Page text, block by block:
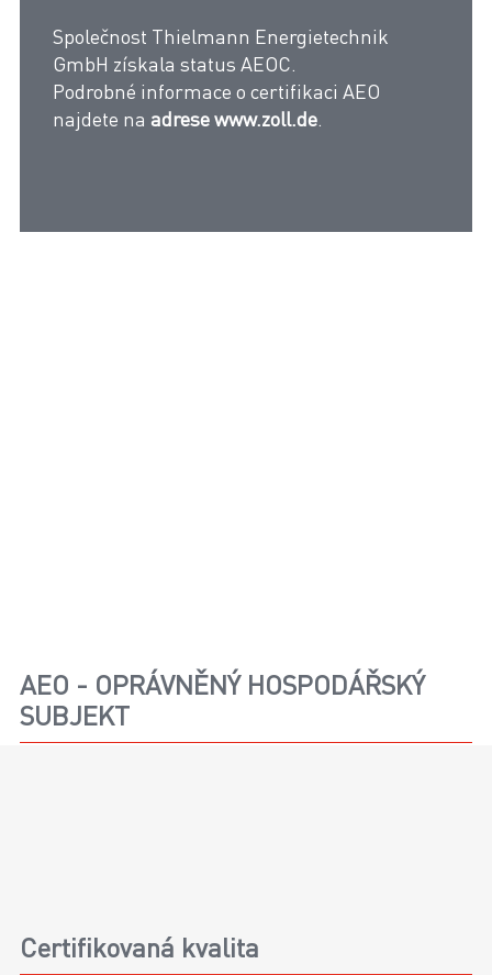
Společnost Thielmann Energietechnik
GmbH získala status AEOC.
Podrobné informace o certifikaci AEO
najdete na adrese www.zoll.de.
AEO - OPRÁVNĚNÝ HOSPODÁŘSKÝ
SUBJEKT
Certifikovaná kvalita